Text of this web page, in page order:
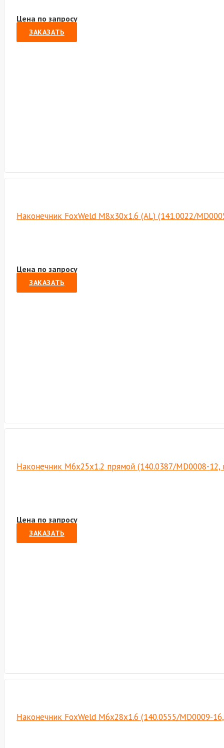
Цена по запросу
ЗАКАЗАТЬ
Наконечник FoxWeld M8х30х1.6 (AL) (141.0022/
Цена по запросу
ЗАКАЗАТЬ
Наконечник М6х25х1.2 прямой (140.0387/MD0008-
Цена по запросу
ЗАКАЗАТЬ
Наконечник FoxWeld М6х28х1.6 (140.0555/MD0009-